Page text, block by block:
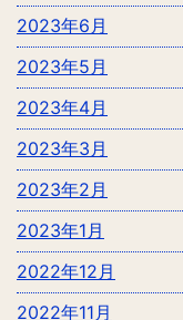
2023年6月
2023年5月
2023年4月
2023年3月
2023年2月
2023年1月
2022年12月
2022年11月